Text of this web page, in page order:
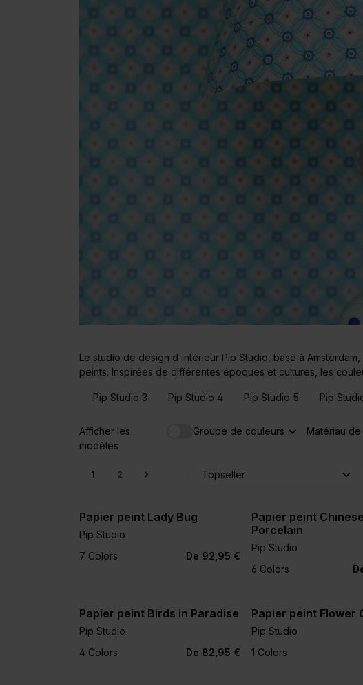
Le studio de design d'intérieur Pip Studio, basé à
peints. Inspirées de différentes époques et cultures, les
Pip Studio 3 Pip Studio 4 Pip Studio 5 Pip
Afficher les
modèles
Groupe de couleurs Matériau
1 2
+3
Papier peint Lady Bug
Pip Studio
7 Colors
De 92,95 €
Papier peint Chinese
Porcelain
Pip Studio
6 Colors
Papier peint Birds in Paradise
Pip Studio
4 Colors
De 82,95 €
Papier peint Flower
Pip Studio
1 Colors